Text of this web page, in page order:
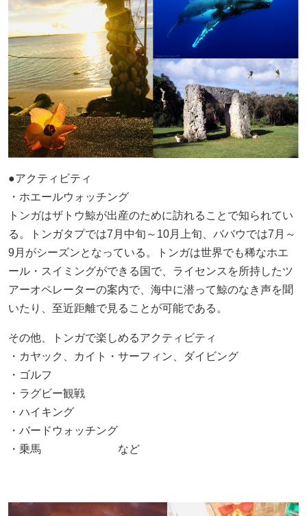
●アクティビティ
・ホエールウォッチング
トンガはザトウ鯨が出産のために訪れることで知られてい
る。トンガタプでは7月中旬～10月上旬、ババウでは7月～
9月がシーズンとなっている。トンガは世界でも稀なホエ
ール・スイミングができる国で、ライセンスを所持したツ
アーオペレーターの案内で、海中に潜って鯨のなき声を聞
いたり、至近距離で見ることが可能である。
その他、トンガで楽しめるアクティビティ
・カヤック、カイト・サーフィン、ダイビング
・ゴルフ
・ラグビー観戦
・ハイキング
・バードウォッチング
・乗馬 など